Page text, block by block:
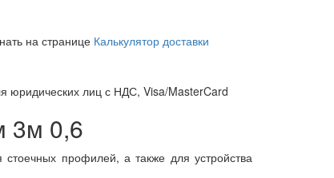
на странице Калькулятор доставки
юридических лиц с НДС, Visa/MasterCard
3м 0,6
профилей, а также для устройства